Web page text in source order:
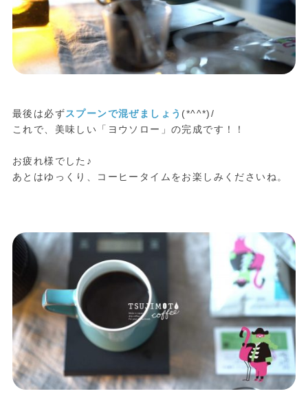
最後は必ずスプーンで混ぜましょう (*^^*)/
これで、美味しい「ヨウソロー」の完成です！！
お疲れ様でした♪
あとはゆっくり、コーヒータイムをお楽しみくださいね。